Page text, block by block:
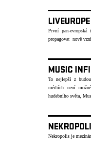
LIVEUROPE
První pan-
propagovat nově
MUSIC
To nejlepší z
médiích není
hudebního světa,
Nekropolis je